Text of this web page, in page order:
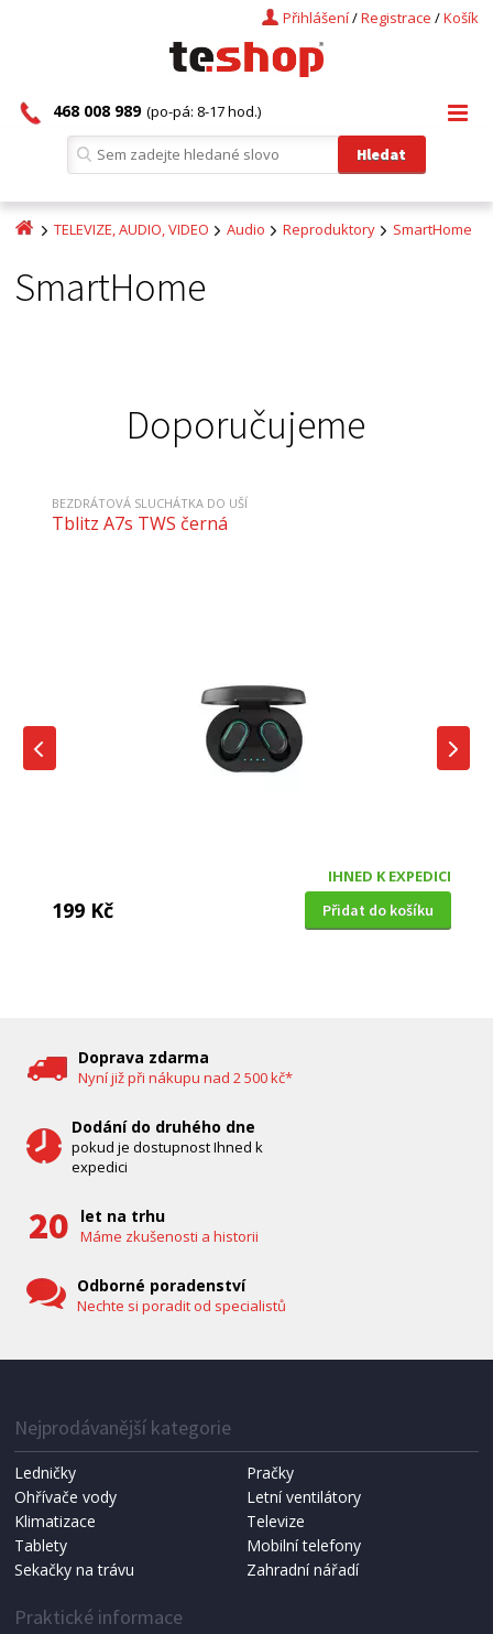
Košík
/
Registrace
/
Přihlášení
468 008 989 (po-pá: 8-17 hod.)
TELEVIZE, AUDIO, VIDEO Audio Reproduktory SmartHome
SmartHome
Doporučujeme
BEZDRÁTOVÁ SLUCHÁTKA DO UŠÍ
Tblitz A7s TWS černá
IHNED K EXPEDICI
199 Kč Přidat do košíku
NÁHRADNÍ SÁČKY DO VYSAVAČE
Koma KRA-SB02S (Multi Bag, S-BAG SMS)
Doprava zdarma
Nyní již při nákupu nad 2 500 kč*
Dodání do druhého dne
pokud je dostupnost Ihned k
expedici
let na trhu
Máme zkušenosti a historii
Odborné poradenství
Nechte si poradit od specialistů
Nejprodávanější kategorie
Ledničky
Pračky
Ohřívače vody
Letní ventilátory
Klimatizace
Televize
Tablety
Mobilní telefony
Sekačky na trávu
Zahradní nářadí
Praktické informace